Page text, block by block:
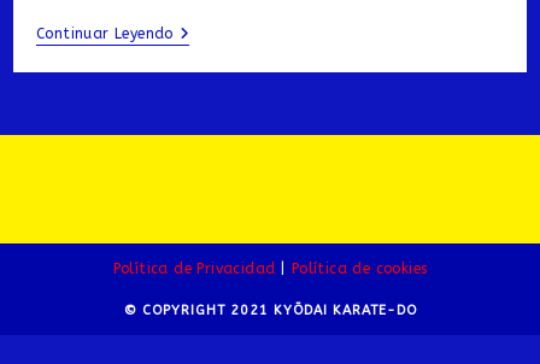
Continuar LeyendoKYŌDAI
Héroes
Col.
Política de Privacidad Política de cookies
© COPYRIGHT 2021 KYŌDAI KARATE-DO